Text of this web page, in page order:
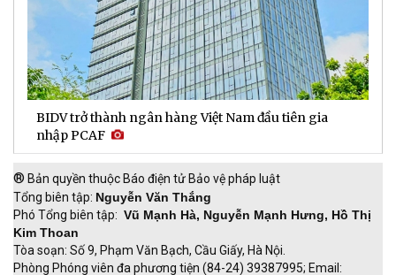
BIDV trở thành ngân hàng Việt Nam đầu tiên gia
nhập PCAF
® Bản quyền thuộc Báo điện tử Bảo vệ pháp luật
Tổng biên tập: Nguyễn Văn Thắng
Phó Tổng biên tập: Vũ Mạnh Hà, Nguyễn Mạnh Hưng, Hồ Thị
Kim Thoan
Tòa soạn: Số 9, Phạm Văn Bạch, Cầu Giấy, Hà Nội.
Phòng Phóng viên đa phương tiện (84-24) 39387995; Email: